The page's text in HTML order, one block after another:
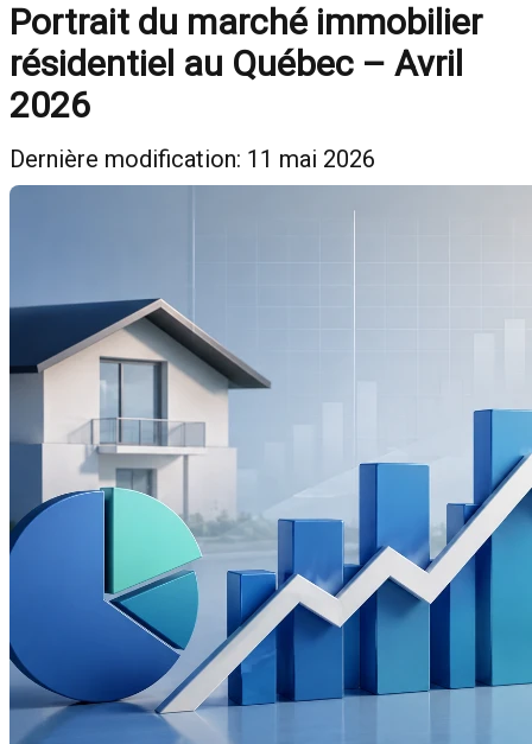
Portrait du marché immobilier
résidentiel au Québec – Avril
2026
Dernière modification: 11 mai 2026